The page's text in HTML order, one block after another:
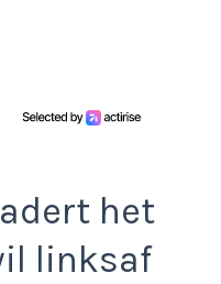
het
linksaf